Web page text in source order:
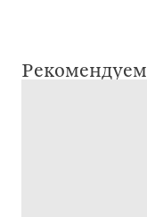
Рекомендуем